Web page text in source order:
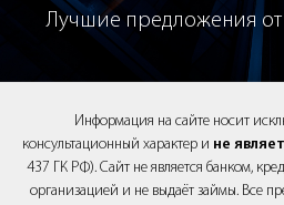
Лучшие предложения
Информация на сайте носит
консультационный характер и не
437 ГК РФ). Сайт не является банком,
организацией и не выдаёт займы. Все